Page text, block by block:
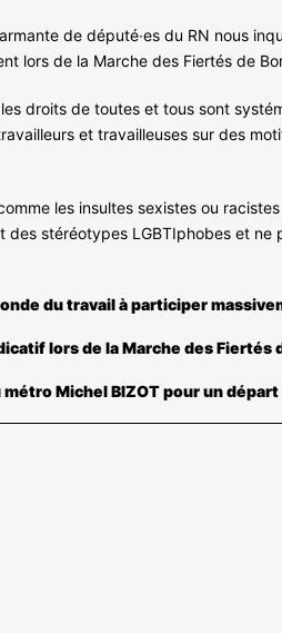
de député∙es du RN nous
lors de la Marche des Fiertés de
droits de toutes et tous sont
et travailleuses sur des
les insultes sexistes ou
stéréotypes LGBTIphobes et
du travail à participer
lors de la Marche des Fiertés
Michel BIZOT pour un